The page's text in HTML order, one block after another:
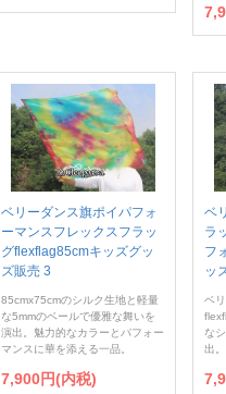
ベリーダンス旗ポイパフォ
ーマンスフレックスフラッ
グflexflag85cmキッズグッ
ズ販売 3
85cmx75cmのシルク生地と軽量
な5mmのベールで優雅な舞いを
演出。魅力的なカラーとパフォー
マンスに華を添える一品。
7,900円(内税)
ベ
ラ
フ
ッ
ベ
な
出